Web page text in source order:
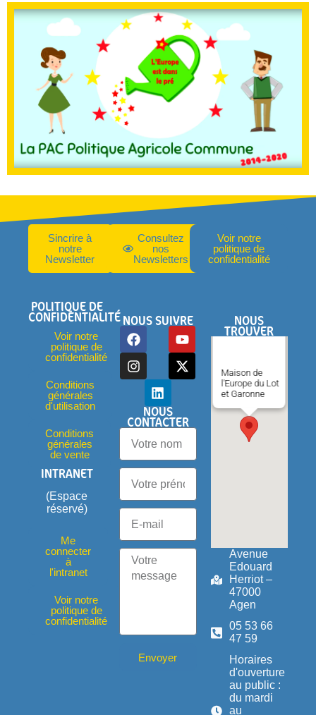
Sincrire à
notre
Newsletter
Consultez
nos
Newsletters
Voir notre
politique de
confidentialité
POLITIQUE DE
CONFIDENTIALITÉ
Voir notre
politique de
confidentialité
Conditions
générales
d'utilisation
Conditions
générales
de vente
INTRANET
(Espace
réservé)
Me
connecter
à
l'intranet
Voir notre
politique de
confidentialité
NOUS SUIVRE
NOUS
CONTACTER
Envoyer
NOUS
TROUVER
Maison de
l'Europe du Lot
et Garonne
Avenue
Edouard
Herriot –
47000
Agen
05 53 66
47 59
Horaires
d'ouverture
au public :
du mardi
au